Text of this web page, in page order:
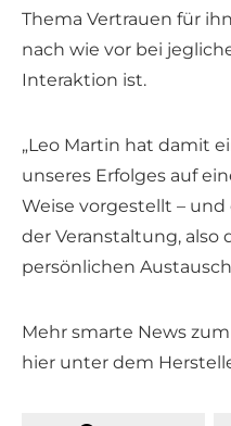
Thema Vertrauen für
nach wie vor bei
Interaktion ist.
„Leo Martin hat damit
unseres Erfolges auf
Weise vorgestellt –
der Veranstaltung, also
persönlichen
Mehr smarte News
hier unter dem